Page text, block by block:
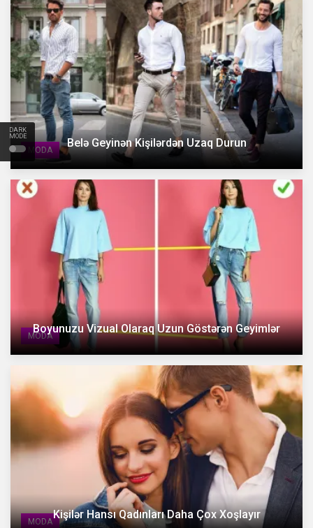
DARK
MODE
MODA
Belə Geyinən Kişilərdən Uzaq Durun
MODA
Boyunuzu Vizual Olaraq Uzun Göstərən Geyimlər
MODA
Kişilər Hansı Qadınları Daha Çox Xoşlayır